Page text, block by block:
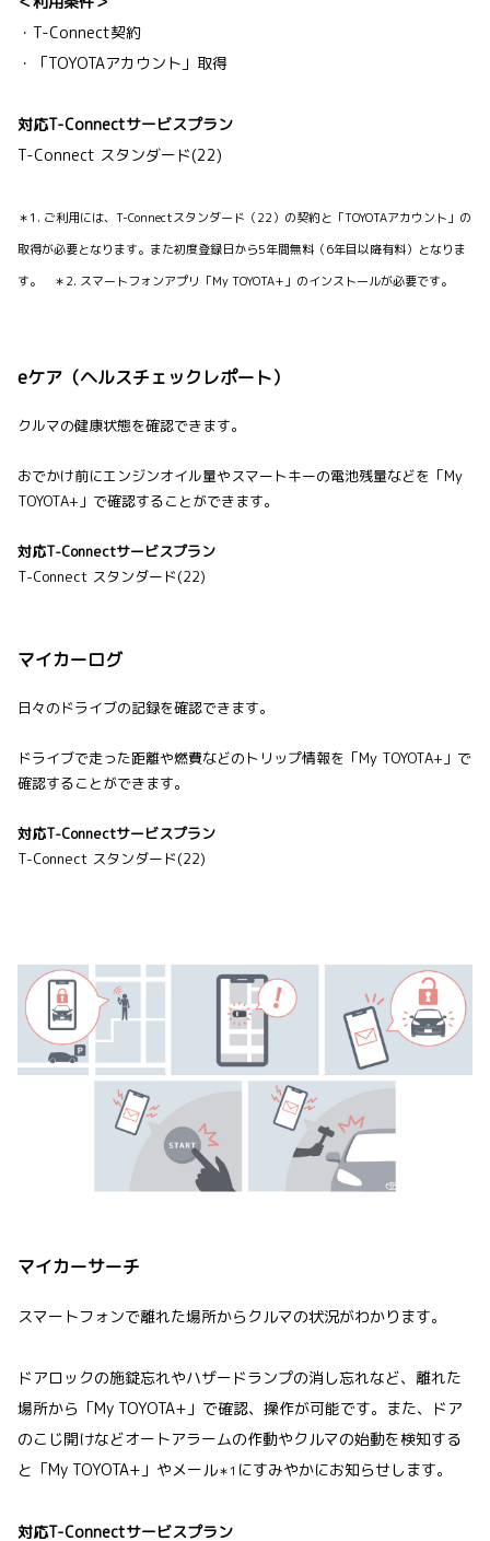
・T-Connect契約
・「TOYOTAアカウント」取得
対応T-Connectサービスプラン
T-Connect スタンダード(22)
＊1. ご利用には、T-Connectスタンダード（22）の契約と「TOYOTAアカウント」の
取得が必要となります。また初度登録日から5年間無料（6年目以降有料）となりま
す。 ＊2. スマートフォンアプリ「My TOYOTA+」のインストールが必要です。
eケア（ヘルスチェックレポート）
クルマの健康状態を確認できます。
おでかけ前にエンジンオイル量やスマートキーの電池残量などを「My
TOYOTA+」で確認することができます。
対応T-Connectサービスプラン
T-Connect スタンダード(22)
マイカーログ
日々のドライブの記録を確認できます。
ドライブで走った距離や燃費などのトリップ情報を「My TOYOTA+」で
確認することができます。
対応T-Connectサービスプラン
T-Connect スタンダード(22)
マイカーサーチ
スマートフォンで離れた場所からクルマの状況がわかります。
ドアロックの施錠忘れやハザードランプの消し忘れなど、離れた
場所から「My TOYOTA+」で確認、操作が可能です。また、ドア
のこじ開けなどオートアラームの作動やクルマの始動を検知する
と「My TOYOTA+」やメール＊1 にすみやかにお知らせします。
対応T-Connectサービスプラン